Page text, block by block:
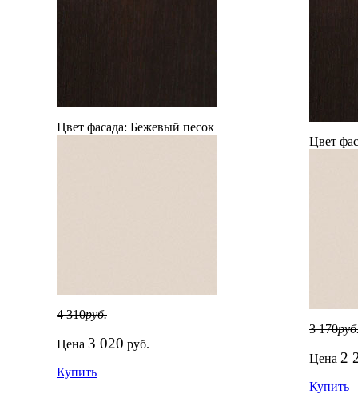
Цвет фасада: Бежевый песок
4 310руб.
Цена 3 020 руб.
Купить
Цвет
3 170
Цена 2
Купить